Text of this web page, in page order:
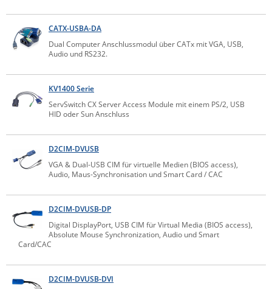
Power Kingdom
Poynting
Riello UPS
Server Technology
SIRIO Antenne
Sunbird
TEKTELIC
Teltonika
Unwired Networks
Vision
WATTECO
CATX-USBA-DA
Dual Computer Anschlussmodul über CATx mit VGA, USB,
Audio und RS232.
KV1400 Serie
ServSwitch CX Server Access Module mit einem PS/2, USB
HID oder Sun Anschluss
D2CIM-DVUSB
VGA & Dual-USB CIM für virtuelle Medien (BIOS access),
Audio, Maus-Synchronisation und Smart Card / CAC
D2CIM-DVUSB-DP
Digital DisplayPort, USB CIM für Virtual Media (BIOS access),
Absolute Mouse Synchronization, Audio und Smart
Card/CAC
D2CIM-DVUSB-DVI